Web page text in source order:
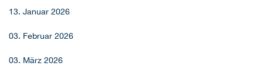
13. Januar 2026
03. Februar 2026
03. März 2026